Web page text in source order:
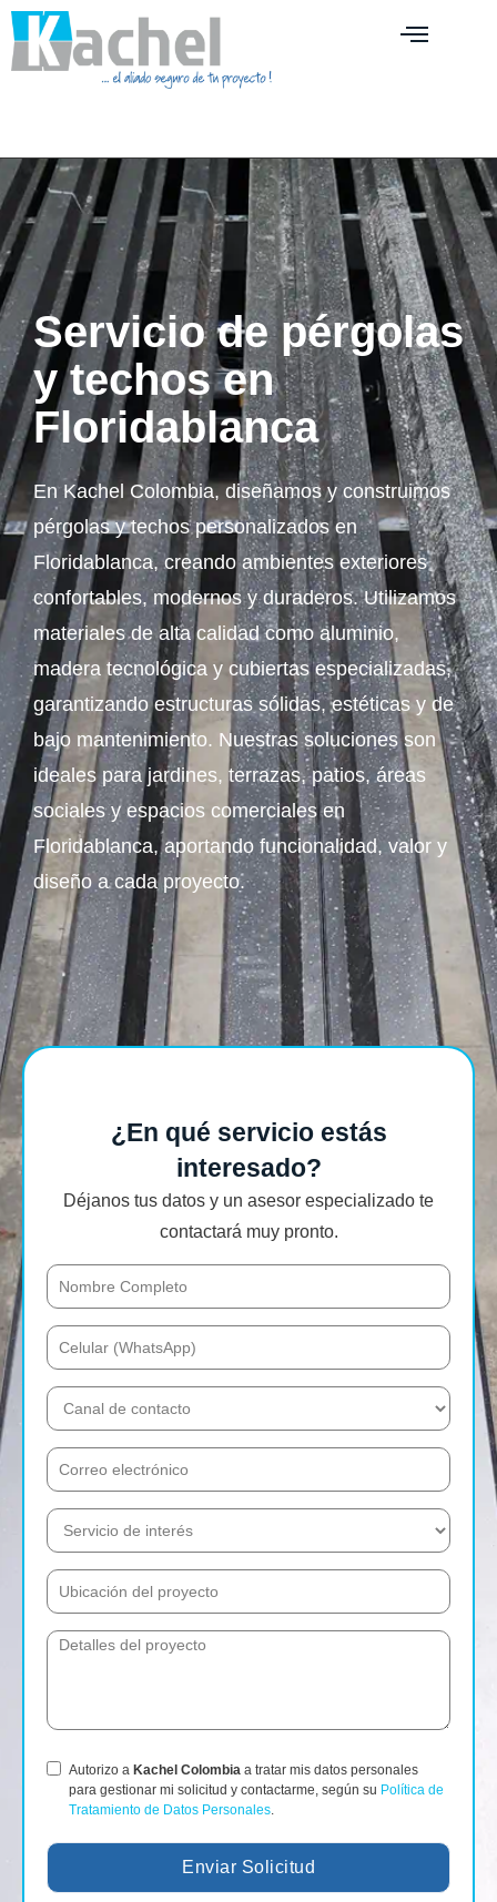
Servicio de pérgolas
y techos en
Floridablanca
En Kachel Colombia, diseñamos y construimos
pérgolas y techos personalizados en
Floridablanca, creando ambientes exteriores
confortables, modernos y duraderos. Utilizamos
materiales de alta calidad como aluminio,
madera tecnológica y cubiertas especializadas,
garantizando estructuras sólidas, estéticas y de
bajo mantenimiento. Nuestras soluciones son
ideales para jardines, terrazas, patios, áreas
sociales y espacios comerciales en
Floridablanca, aportando funcionalidad, valor y
diseño a cada proyecto.
¿En qué servicio estás
interesado?
Déjanos tus datos y un asesor especializado te
contactará muy pronto.
Autorizo a Kachel Colombia a tratar mis datos personales
para gestionar mi solicitud y contactarme, según su Política de
Tratamiento de Datos Personales
Enviar Solicitud